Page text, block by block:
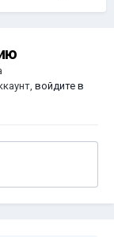
войдите в